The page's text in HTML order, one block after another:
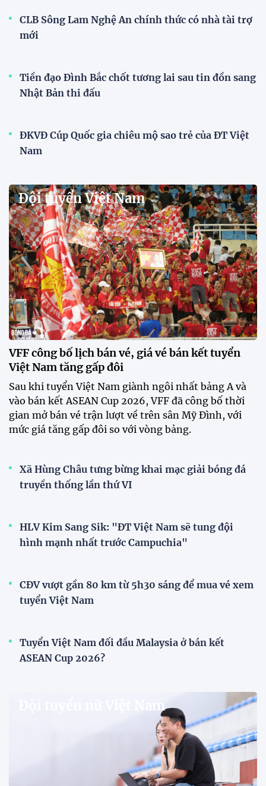
dịch ASIAD 2026
Dàn sao U23 Việt Nam hội quân,
sẵn sàng chinh phục ASIAD
Singapore
11:22 28/07/2026
Mở bán vé trực tiếp trận sân
nhà đầu tiên của ĐT Việt Nam
tại ASEAN Cup 2026
17:17 27/07/2026
XSKT Đắk Lắk viết nên lịch sử
với chức vô địch VPL-S7
20:58 26/07/2026
Tài Lộc trở lại, ĐT Việt Nam
"khổ luyện" dưới nắng gắt tại
Hà Nội
XEM THÊM
V-League
VPF chính thức ra mắt bộ nhận diện thương hiệu và
slogan mới cho hệ thống các giải bóng đá chuyên
nghiệp quốc gia, mở ra diện mạo mới cho V.League